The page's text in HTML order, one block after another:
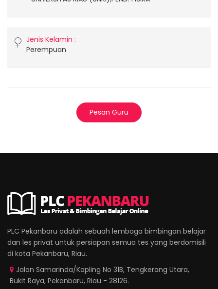
Jenis Kelamin :
Perempuan
Pesan Guru
PLC Pekanbaru adalah sebuah lembaga bimbingan belajar
dan les privat untuk persiapan semua tes yang berdomisili
di kota Pekanbaru, Riau.
Jalan Samarinda/Kapling No 31B, Tengkerang Utara,
Bukit Raya, Pekanbaru, Riau - 28126.